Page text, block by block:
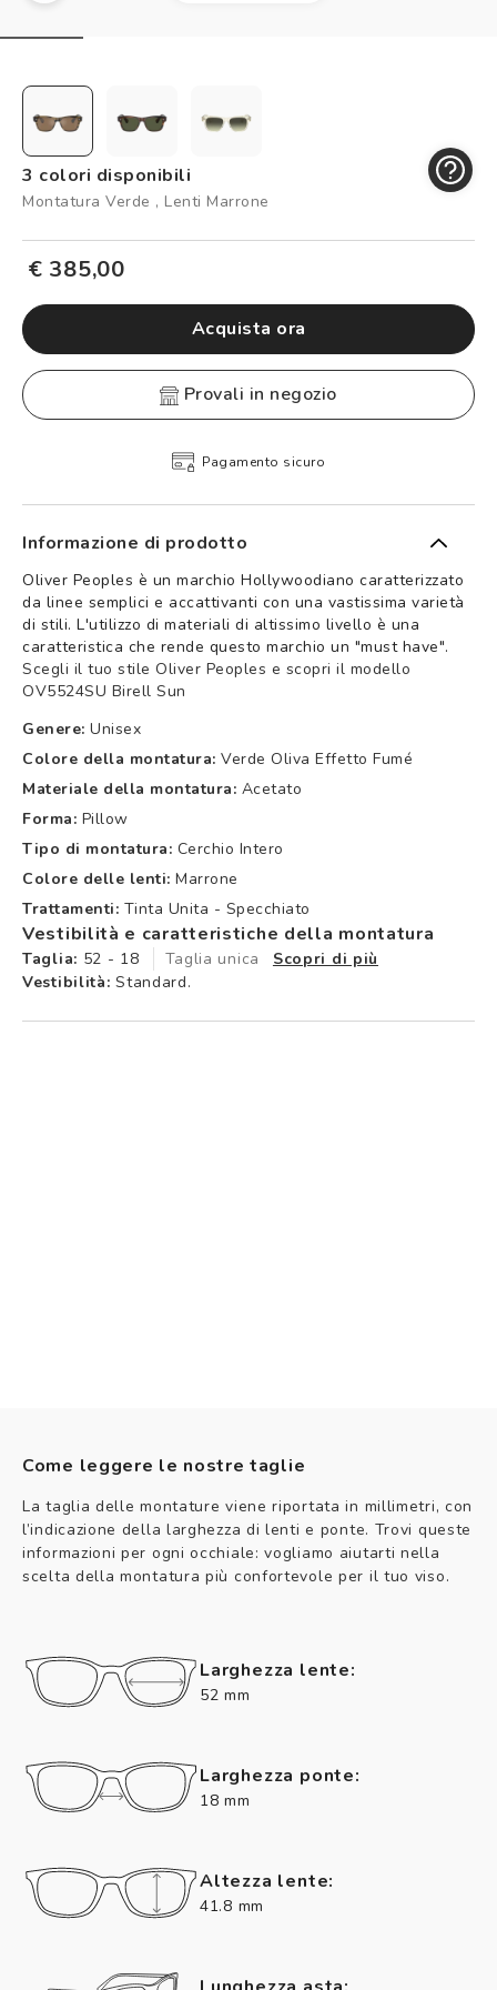
Controllo visivo
Logout
3 colori disponibili
Montatura Verde , Lenti Marrone
€ 385,00
Acquista ora
provali in negozio
Pagamento sicuro
Informazione di prodotto
Oliver Peoples è un marchio Hollywoodiano caratterizzato
da linee semplici e accattivanti con una vastissima varietà
di stili. L'utilizzo di materiali di altissimo livello è una
caratteristica che rende questo marchio un "must have".
Scegli il tuo stile Oliver Peoples e scopri il modello
OV5524SU Birell Sun
Genere: Unisex
Colore della montatura: Verde Oliva Effetto Fumé
Materiale della montatura: Acetato
Forma: Pillow
Tipo di montatura: Cerchio Intero
Colore delle lenti: Marrone
Trattamenti: Tinta Unita - Specchiato
Vestibilità e caratteristiche della montatura
Taglia: 52 - 18 Taglia unica
Scopri di più
Vestibilità: Standard.
Come leggere le nostre taglie
La taglia delle montature viene riportata in millimetri, con
l’indicazione della larghezza di lenti e ponte. Trovi queste
informazioni per ogni occhiale: vogliamo aiutarti nella
scelta della montatura più confortevole per il tuo viso.
Larghezza lente:
52 mm
Larghezza ponte:
18 mm
Altezza lente:
41.8 mm